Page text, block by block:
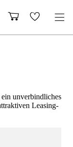
unverbindliches
Leasing-